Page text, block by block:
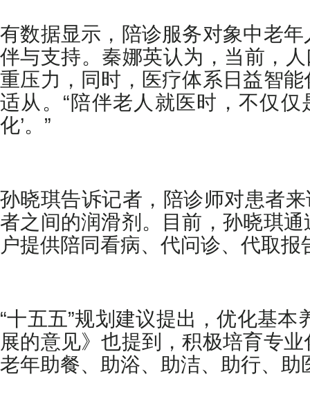
有数据显示，陪诊服务对象中老
伴与支持。秦娜英认为，当前，
重压力，同时，医疗体系日益智
适从。“陪伴老人就医时，不仅
化’。”
孙晓琪告诉记者，陪诊师对患者
者之间的润滑剂。目前，孙晓琪
户提供陪同看病、代问诊、代取
“十五五”规划建议提出，优化基
展的意见》也提到，积极培育专
老年助餐、助浴、助洁、助行、